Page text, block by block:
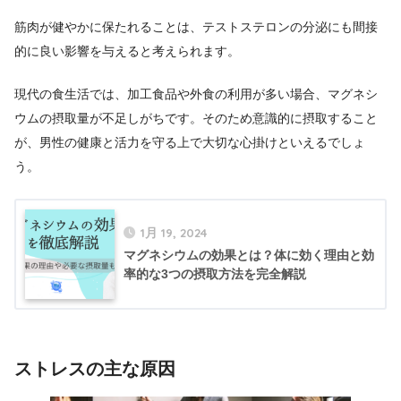
筋肉が健やかに保たれることは、テストステロンの分泌にも間接
的に良い影響を与えると考えられます。
現代の食生活では、加工食品や外食の利用が多い場合、マグネシ
ウムの摂取量が不足しがちです。そのため意識的に摂取すること
が、男性の健康と活力を守る上で大切な心掛けといえるでしょ
う。
1月 19, 2024
マグネシウムの効果とは？体に効く理由と効
率的な3つの摂取方法を完全解説
ストレスの主な原因